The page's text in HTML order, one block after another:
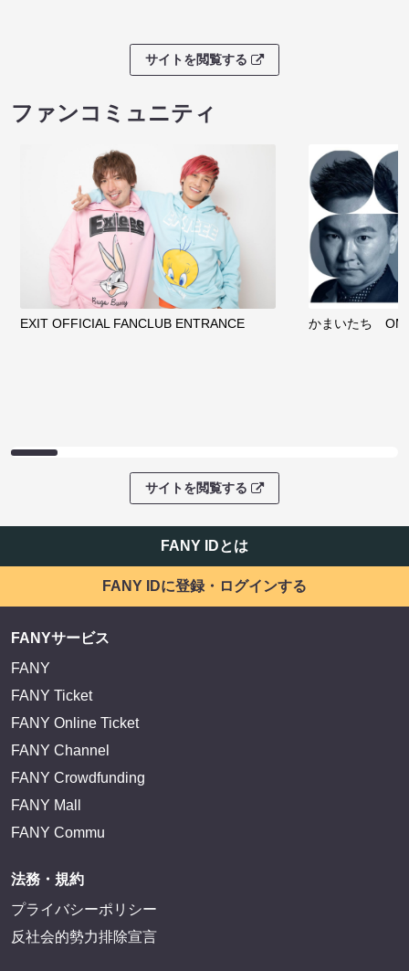
サイトを閲覧する
ファンコミュニティ
EXIT OFFICIAL FANCLUB ENTRANCE かまいたち
サイトを閲覧する
FANY IDとは
FANY IDに登録・ログインする
FANYサービス
FANY
FANY Ticket
FANY Online Ticket
FANY Channel
FANY Crowdfunding
FANY Mall
FANY Commu
法務・規約
プライバシーポリシー
反社会的勢力排除宣言